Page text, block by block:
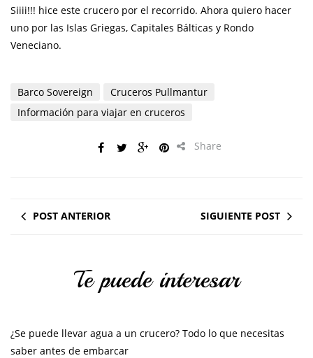
Siiii!!! hice este crucero por el recorrido. Ahora quiero hacer
uno por las Islas Griegas, Capitales Bálticas y Rondo
Veneciano.
Barco Sovereign
Cruceros Pullmantur
Información para viajar en cruceros
Share
POST ANTERIOR SIGUIENTE POST
Te puede interesar
¿Se puede llevar agua a un crucero? Todo lo que necesitas
saber antes de embarcar